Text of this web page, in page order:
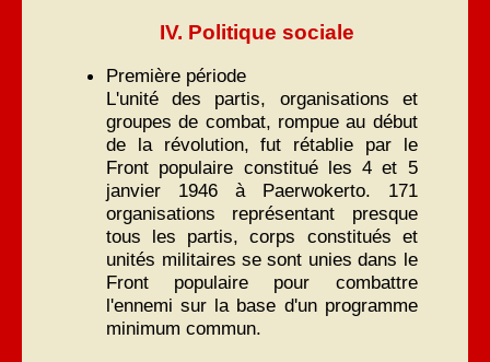
IV. Politique sociale
Première période
L'unité des partis, organisations et
groupes de combat, rompue au début
de la révolution, fut rétablie par le
Front populaire constitué les 4 et 5
janvier 1946 à Paerwokerto. 171
organisations représentant presque
tous les partis, corps constitués et
unités militaires se sont unies dans le
Front populaire pour combattre
l'ennemi sur la base d'un programme
minimum commun.